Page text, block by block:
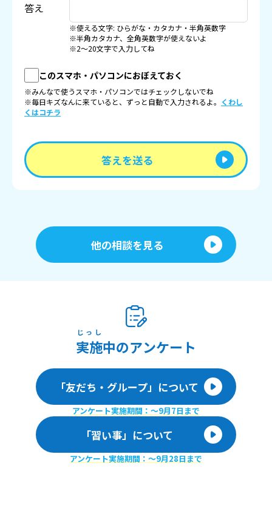
答え
※使える文字: ひらがな・カタカナ・半角英数字
※半角カタカナ、全角英数字が使えないよ
※2〜20文字で入力してね
このスマホ・パソコンにおぼえておく
※みんなで使うスマホ・パソコンではチェックしないでね
※毎日キズなんに来ていると、ずっと自動で入力されるよ。 くわし
くはコチラ
答えを送る
他の相談を見る
実施
じっし
中のアンケート
「友だち・グループ」について
アンケート実施期間：〜9月7日まで
「習い事」について
アンケート実施期間：〜9月28日まで